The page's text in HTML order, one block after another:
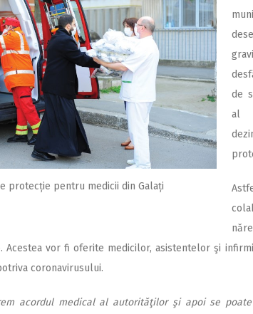
protecție pentru medicii din Galați
de
al
Acestea vor fi oferite medicilor, asistentelor şi
coronavirusului.
acordul medical al autorităţilor şi apoi se